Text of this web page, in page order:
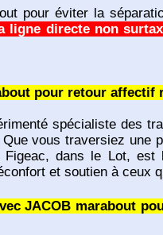
pour éviter la
directe non
pour retour affectif
spécialiste des
vous traversiez une
dans le Lot,
et soutien à ceux
JACOB marabout